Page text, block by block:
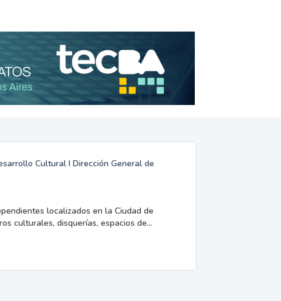
Cultural I Dirección General de
localizados en la Ciudad de
culturales, disquerías, espacios de...